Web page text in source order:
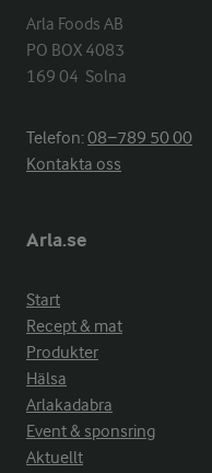
Arla Foods AB
PO BOX 4083
169 04  Solna
Telefon:08−789 50 00
Kontakta oss
Arla.se
Start
Recept & mat
Produkter
Hälsa
Arlakadabra
Event & sponsring
Aktuellt